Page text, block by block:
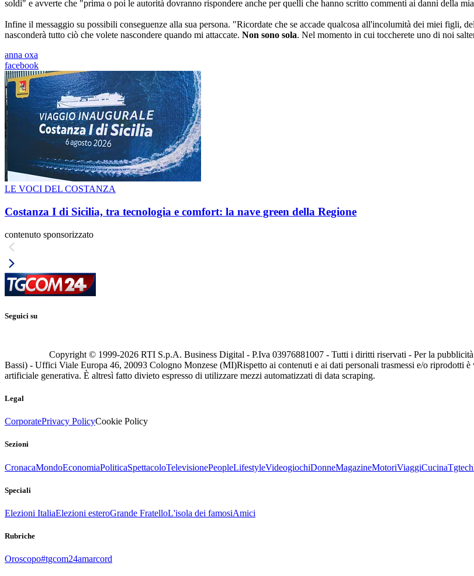
soldi" e avverte che "prima o poi le autorità dovranno rispondere anche per quelli che hanno scritto commenti ai danni della
Infine il messaggio su possibili conseguenze alla sua persona. "Ricordate che se accade qualcosa all'incolumità dei miei figli,
nasconderà tutto ciò che volete nascondere quando mi attaccate. Non sono sola. Nel momento in cui toccherete uno di noi
anna oxa
facebook
LE VOCI DEL COSTANZA
Costanza I di Sicilia, tra tecnologia e comfort: la nave green della Regione
contenuto sponsorizzato
Seguici su
Copyright © 1999-2026 RTI S.p.A. Business Digital - P.Iva 03976881007 - Tutti i diritti riservati - Per la
Bassi) - Uffici Viale Europa 46, 20093 Cologno Monzese (MI)Rispetto ai contenuti e ai dati personali trasmessi e/o riprodotti
artificiale generativa. È altresì fatto divieto espresso di utilizzare mezzi automatizzati di data scraping.
Legal
CorporatePrivacy PolicyCookie Policy
Sezioni
CronacaMondoEconomiaPoliticaSpettacoloTelevisionePeopleLifestyleVideogiochiDonneMagazineMotoriViaggiCucinaTgtech
Speciali
Elezioni ItaliaElezioni esteroGrande FratelloL'isola dei famosiAmici
Rubriche
Oroscopo#tgcom24amarcord